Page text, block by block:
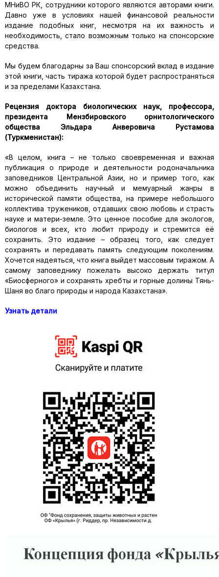
МНиВО РК, сотрудники которого являются авторами книги.
Давно уже в условиях нашей финансовой реальности
издание подобных книг, несмотря на их важность и
необходимость, стало возможным только на спонсорские
средства.
Мы будем благодарны за Ваш спонсорский вклад в издание
этой книги, часть тиража которой будет распространяться
и за пределами Казахстана.
Рецензия доктора биологических наук, профессора,
президента Мензбировского орнитологического
общества Эльдара Анверовича Рустамова
(Туркменистан):
«В целом, книга – не только своевременная и важная
публикация о природе и деятельности родоначальника
заповедников Центральной Азии, но и пример того, как
можно объединить научный и мемуарный жанры в
исторической памяти общества, на примере небольшого
коллектива тружеников, отдавших свою любовь и страсть
науке и матери-земле. Это ценное пособие для экологов,
биологов и всех, кто любит природу и стремится её
сохранить. Это издание – образец того, как следует
сохранять и передавать память следующим поколениям.
Хочется надеяться, что книга выйдет массовым тиражом. А
самому заповеднику пожелать высоко держать титул
«Биосферного» и сохранять хребты и горные долины Тянь-
Шаня во благо природы и народа Казахстана».
Узнать детали